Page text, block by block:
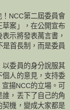
NCC第二屆委員會
案」，在公開宣布
示將發表萬言書，
是首長制，而是委員
委員的身分說服其
人的意見，支持委
揚NCC的立場。可
，丟下了自己的角
機，變成大家都是